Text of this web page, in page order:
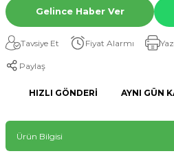
Gelince Haber Ver
Tavsiye Et Fiyat Alarmı
Paylaş
HIZLI GÖNDERI AYNI GÜN
Ürün Bilgisi